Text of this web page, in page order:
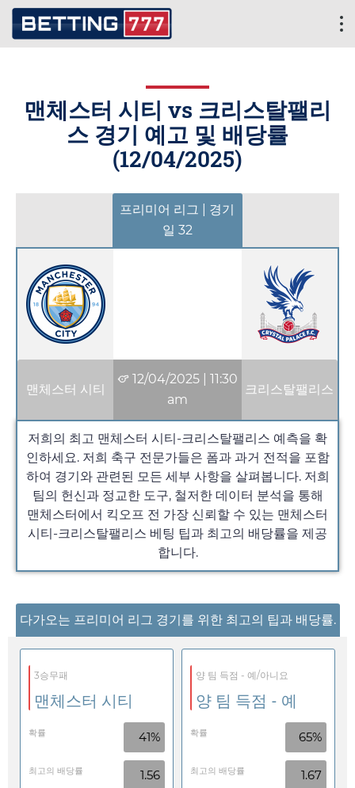
맨체스터 시티 vs 크리스탈팰리
스 경기 예고 및 배당률
(12/04/2025)
프리미어 리그 | 경기
일 32
맨체스터 시티
12/04/2025| 11:30
am
크리스탈팰리스
저희의 최고 맨체스터 시티-크리스탈팰리스 예측을 확
인하세요. 저희 축구 전문가들은 폼과 과거 전적을 포함
하여 경기와 관련된 모든 세부 사항을 살펴봅니다. 저희
팀의 헌신과 정교한 도구, 철저한 데이터 분석을 통해
맨체스터에서 킥오프 전 가장 신뢰할 수 있는 맨체스터
시티-크리스탈팰리스 베팅 팁과 최고의 배당률을 제공
합니다.
다가오는 프리미어 리그 경기를 위한 최고의 팁과 배당률.
3승무패
맨체스터 시티
확률 41%
최고의 배당률 1.56
양 팀 득점 - 예/아니요
양 팀 득점 - 예
확률 65%
최고의 배당률 1.67